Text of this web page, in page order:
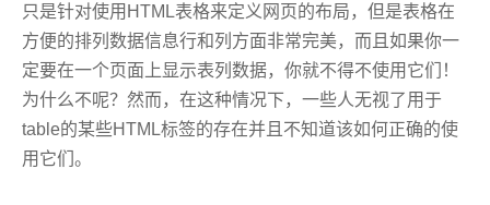
只是针对使用HTML表格来定义网页的布局，但是表格在
方便的排列数据信息行和列方面非常完美，而且如果你一
定要在一个页面上显示表列数据，你就不得不使用它们！
为什么不呢？然而，在这种情况下，一些人无视了用于
table的某些HTML标签的存在并且不知道该如何正确的使
用它们。